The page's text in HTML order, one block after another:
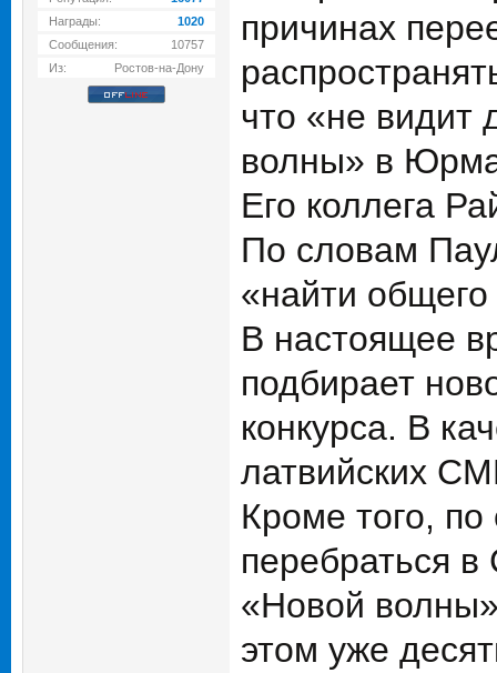
Награды:
1020
Сообщения:
10757
Из:
Ростов-на-Дону
причинах
что «не видит
волны» в
Его коллега
По словам
«найти общего
В настоящее
подбирает
конкурса. В
латвийских
Кроме того,
перебраться
«Новой
этом уже